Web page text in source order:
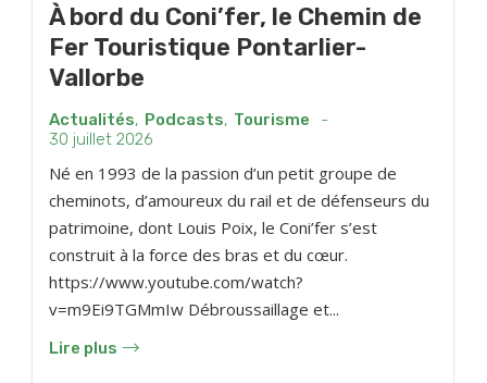
À bord du Coni’fer, le Chemin de
Fer Touristique Pontarlier-
Vallorbe
Actualités, Podcasts, Tourisme
-
30 juillet 2026
Né en 1993 de la passion d’un petit groupe de
cheminots, d’amoureux du rail et de défenseurs du
patrimoine, dont Louis Poix, le Coni’fer s’est
construit à la force des bras et du cœur.
https://www.youtube.com/watch?
v=m9Ei9TGMmIw Débroussaillage et...
Lire plus